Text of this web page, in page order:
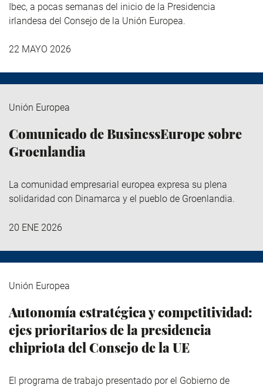
Ibec, a pocas semanas del inicio de la Presidencia
irlandesa del Consejo de la Unión Europea.
22 MAYO 2026
Unión Europea
Comunicado de BusinessEurope sobre
Groenlandia
La comunidad empresarial europea expresa su plena
solidaridad con Dinamarca y el pueblo de Groenlandia.
20 ENE 2026
Unión Europea
Autonomía estratégica y competitividad:
ejes prioritarios de la presidencia
chipriota del Consejo de la UE
El programa de trabajo presentado por el Gobierno de